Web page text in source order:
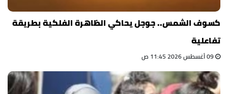
كسوف الشمس.. جوجل يحاكي الظاهرة الفلكية بطريقة
تفاعلية